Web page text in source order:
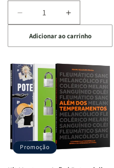
Diminuir
a
quantidade
de
Raizes
da
Alma
|
O
Vício
Agradar
a
Aumentar
a
quantidade
de
Raizes
da
Alma
|
O
Vício
de
Agradar
Adicionar ao carrinho
Promoção